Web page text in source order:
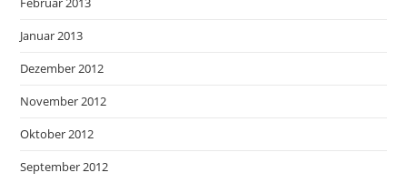
Januar 2013
Dezember 2012
November 2012
Oktober 2012
September 2012